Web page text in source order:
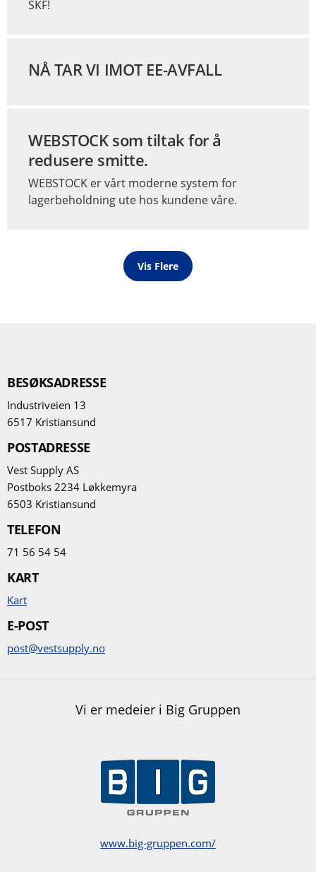
SKF!
NÅ TAR VI IMOT EE-AVFALL
WEBSTOCK som tiltak for å
redusere smitte.
WEBSTOCK er vårt moderne system for
lagerbeholdning ute hos kundene våre.
Vis Flere
BESØKSADRESSE
Industriveien 13
6517 Kristiansund
POSTADRESSE
Vest Supply AS
Postboks 2234 Løkkemyra
6503 Kristiansund
TELEFON
71 56 54 54
KART
Kart
E-POST
post@vestsupply.no
Vi er medeier i Big Gruppen
www.big-gruppen.com/